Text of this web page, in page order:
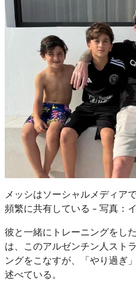
メッシはソーシャルメディア
頻繁に共有している - 写真：
彼と一緒にトレーニングをし
は、このアルゼンチン人スト
ングをこなすが、「やり過ぎ
述べている。